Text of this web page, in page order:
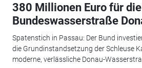
380 Millionen Euro für die
Bundeswasserstraße
Spatenstich in Passau: Der Bund
die Grundinstandsetzung der Schleuse
moderne, verlässliche Donau-